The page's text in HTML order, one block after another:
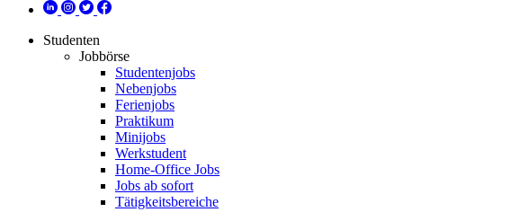
Studenten
Jobbörse
Studentenjobs
Nebenjobs
Ferienjobs
Praktikum
Minijobs
Werkstudent
Home-Office Jobs
Jobs ab sofort
Tätigkeitsbereiche